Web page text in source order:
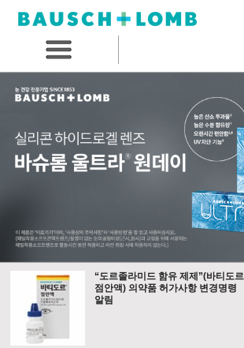
“도르졸라미드 함유 제제”(바티도르
점안액) 의약품 허가사항 변경명령
알림